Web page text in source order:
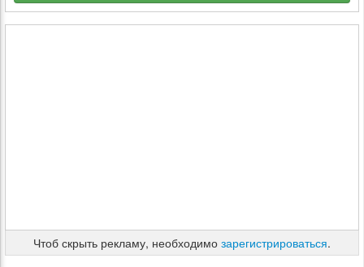
Чтоб скрыть рекламу, необходимо зарегистрироваться.